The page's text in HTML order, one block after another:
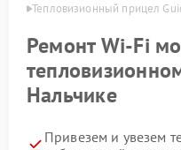
Тепловизионный прицел
Ремонт Wi-Fi
Нальчике
Привезем и увезем